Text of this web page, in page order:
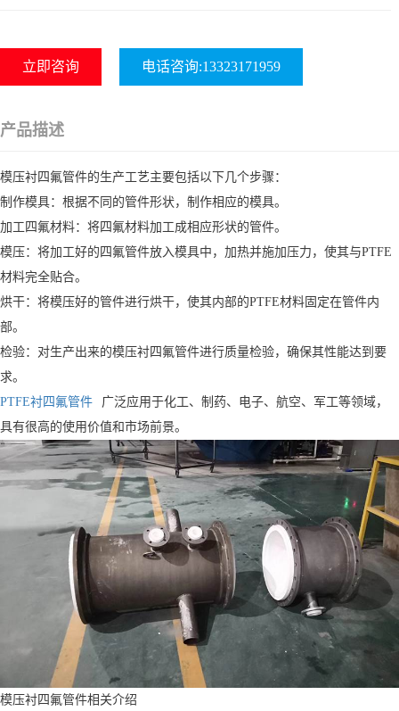
立即咨询 电话咨询:13323171959
产品描述
模压衬四氟管件的生产工艺主要包括以下几个步骤：
制作模具：根据不同的管件形状，制作相应的模具。
加工四氟材料：将四氟材料加工成相应形状的管件。
模压：将加工好的四氟管件放入模具中，加热并施加压力，使其与PTFE
材料完全贴合。
烘干：将模压好的管件进行烘干，使其内部的PTFE材料固定在管件内
部。
检验：对生产出来的模压衬四氟管件进行质量检验，确保其性能达到要
求。
PTFE衬四氟管件
广泛应用于化工、制药、电子、航空、军工等领域，
具有很高的使用价值和市场前景。
模压衬四氟管件相关介绍